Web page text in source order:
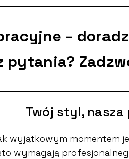
–
pytania?
Twój styl, nasza
wyjątkowym
wymagają